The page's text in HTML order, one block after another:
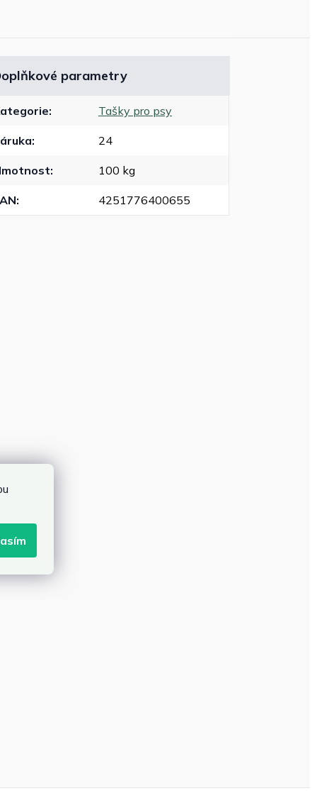
parametry
: Tašky pro psy
: 24
: 100 kg
: 4251776400655